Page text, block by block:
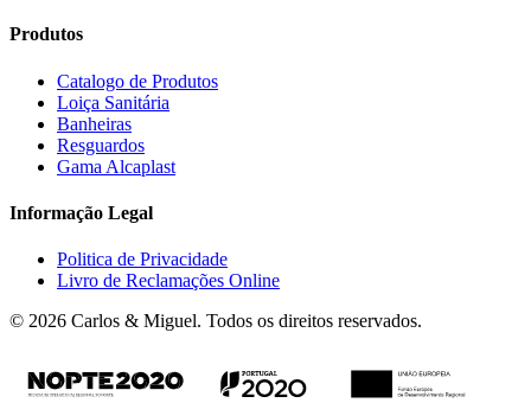
Produtos
Catalogo de Produtos
Loiça Sanitária
Banheiras
Resguardos
Gama Alcaplast
Informação Legal
Politica de Privacidade
Livro de Reclamações Online
© 2026 Carlos & Miguel. Todos os direitos reservados.